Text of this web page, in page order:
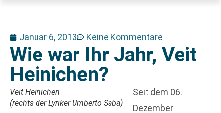
Januar 6, 2013 Keine Kommentare
Wie war Ihr Jahr, Veit
Heinichen?
Veit Heinichen
(rechts der Lyriker Umberto Saba)
Seit dem 06.
Dezember